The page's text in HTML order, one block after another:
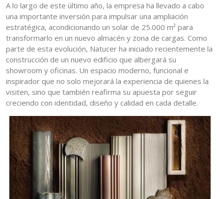
A lo largo de este último año, la empresa ha llevado a cabo
una importante inversión para impulsar una ampliación
estratégica, acondicionando un solar de 25.000 m² para
transformarlo en un nuevo almacén y zona de cargas. Como
parte de esta evolución, Natucer ha iniciado recientemente la
construcción de un nuevo edificio que albergará su
showroom y oficinas. Un espacio moderno, funcional e
inspirador que no solo mejorará la experiencia de quienes la
visiten, sino que también reafirma su apuesta por seguir
creciendo con identidad, diseño y calidad en cada detalle.